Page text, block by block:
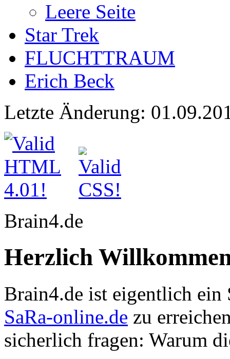
Leere Seite
Star Trek
FLUCHTTRAUM
Erich Beck
Letzte Änderung:
Brain4.de
Herzlich
Brain4.de ist eigentlich ein
SaRa-online.de zu
sicherlich fragen: Warum